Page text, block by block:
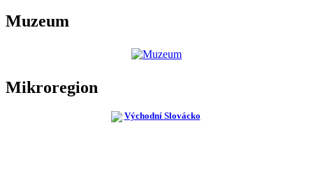
Muzeum
Mikroregion